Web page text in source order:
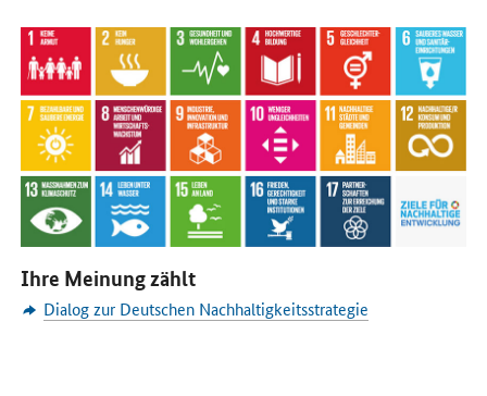
Ihre Meinung zählt
Dialog zur Deutschen Nachhaltigkeitsstrategie
Öffnet Einzelsicht